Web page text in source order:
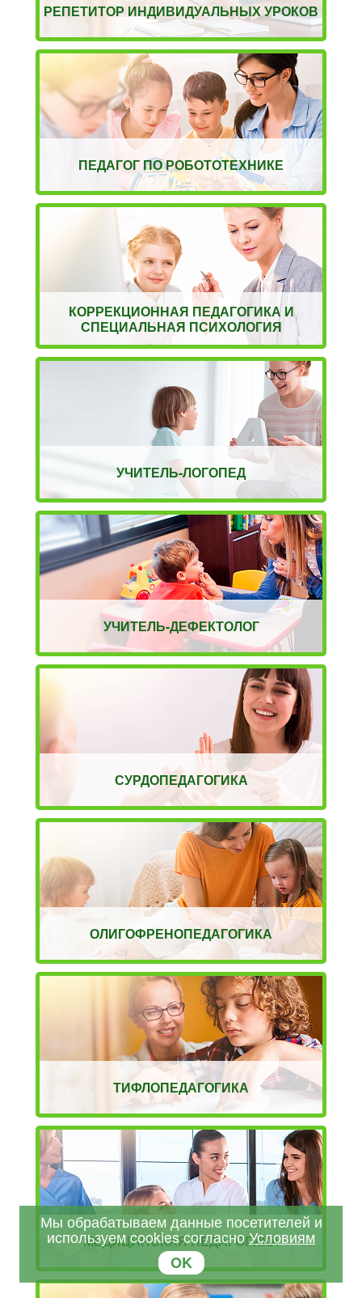
РЕПЕТИТОР ИНДИВИДУАЛЬНЫХ УРОКОВ
ПЕДАГОГ ПО РОБОТОТЕХНИКЕ
КОРРЕКЦИОННАЯ ПЕДАГОГИКА И
СПЕЦИАЛЬНАЯ ПСИХОЛОГИЯ
УЧИТЕЛЬ-ЛОГОПЕД
УЧИТЕЛЬ-ДЕФЕКТОЛОГ
СУРДОПЕДАГОГИКА
ОЛИГОФРЕНОПЕДАГОГИКА
ТИФЛОПЕДАГОГИКА
МЕДИЦИНСКАЯ ПЕДАГОГИКА
Мы обрабатываем данные посетителей и
используем cookies согласноУсловиям
OK